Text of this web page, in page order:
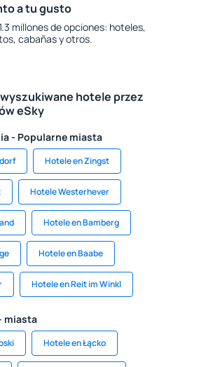
a tu gusto
millones de opciones: hoteles,
cabañas y otros.
hotele przez
eSky
- Popularne miasta
Hotele en Zingst
Hotele Westerhever
Hotele en Bamberg
Hotele en Baabe
Hotele en Reit im Winkl
miasta
Hotele en Łącko